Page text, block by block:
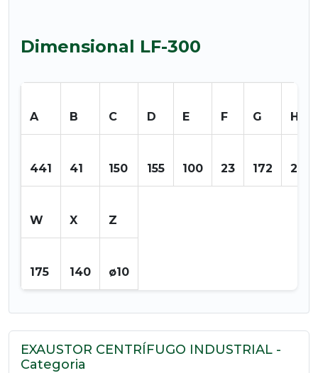
Dimensional LF-300
A B C D E F G H
441 41 150 155 100 23 172 203
W X Z
175 140 ø10
EXAUSTOR CENTRÍFUGO INDUSTRIAL -
Categoria